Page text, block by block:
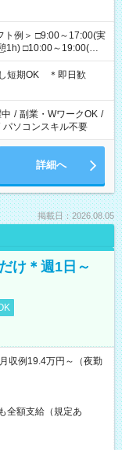
1h) □10:00～19:00(実
1h) □12:00～20:00(実
＊選べ
短期OK ＊即日歓
/ 副業・WワークOK /
パソコンスキル不要
詳細へ
掲載日：2026.08.05
け＊週1日～
収例19.4万円～（夜勤
全額支給（規定あ